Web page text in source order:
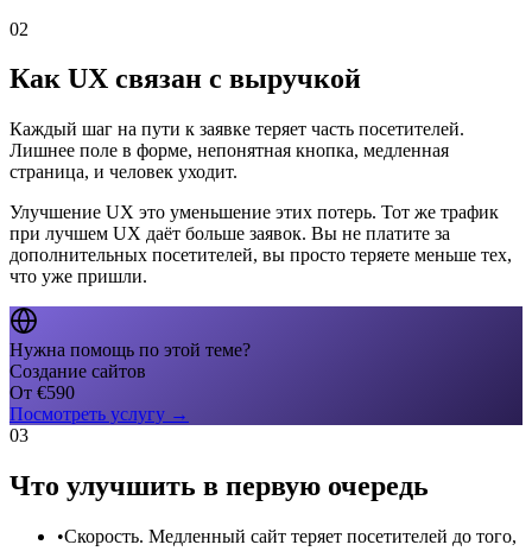
02
Как UX связан с выручкой
Каждый шаг на пути к заявке теряет часть посетителей.
Лишнее поле в форме, непонятная кнопка, медленная
страница, и человек уходит.
Улучшение UX это уменьшение этих потерь. Тот же трафик
при лучшем UX даёт больше заявок. Вы не платите за
дополнительных посетителей, вы просто теряете меньше тех,
что уже пришли.
Нужна помощь по этой теме?
Создание сайтов
От €590
Посмотреть услугу →
03
Что улучшить в первую очередь
•Скорость. Медленный сайт теряет посетителей до того,